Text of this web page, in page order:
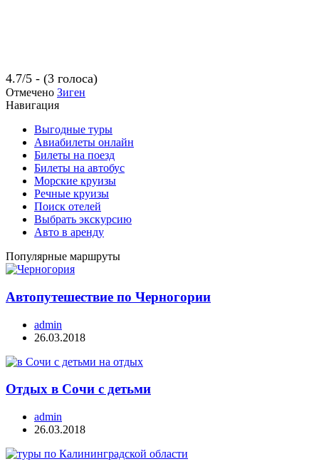
4.7/5 - (3 голоса)
Отмечено Зиген
Навигация
Выгодные туры
Авиабилеты онлайн
Билеты на поезд
Билеты на автобус
Морские круизы
Речные круизы
Поиск отелей
Выбрать экскурсию
Авто в аренду
Популярные маршруты
Автопутешествие по Черногории
admin
26.03.2018
Отдых в Сочи с детьми
admin
26.03.2018